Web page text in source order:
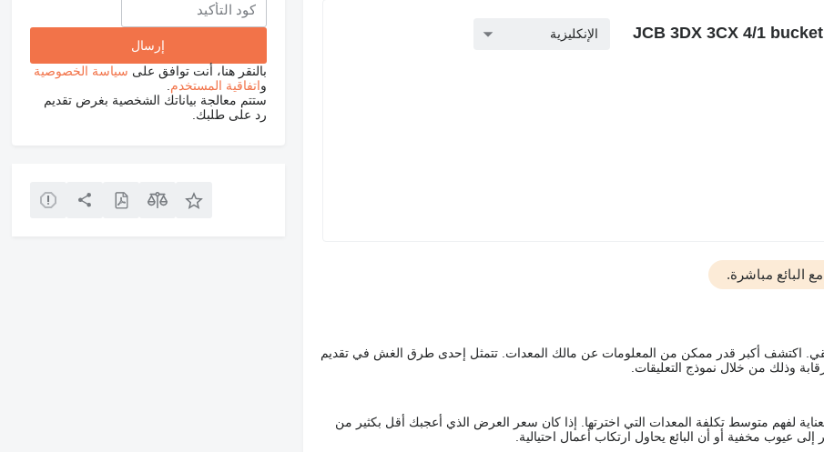
الإنكليزية
البائع مباشرة.
اكتشف أكبر قدر ممكن من المعلومات عن مالك المعدات. تتمثل إحدى طرق الغش في تقديم
وذلك من خلال نموذج التعليقات.
لفهم متوسط تكلفة المعدات التي اخترتها. إذا كان سعر العرض الذي أعجبك أقل بكثير من
عيوب مخفية أو أن البائع يحاول ارتكاب أعمال احتيالية.
بالنقر هنا، أنت توافق على سياسة الخصوصية
واتفاقية المستخدم
ستتم معالجة بياناتك الشخصية بغرض تقديم
رد على طلبك.